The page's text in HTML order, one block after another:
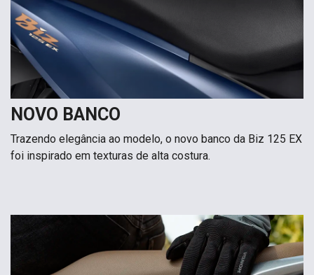
NOVO BANCO
Trazendo elegância ao modelo, o novo banco da Biz 125 EX
foi inspirado em texturas de alta costura.